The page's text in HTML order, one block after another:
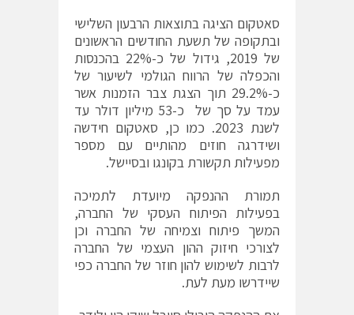
סאטקום הציגה בתוצאות הרבעון השלישי
ובתקופה של תשעת החודשים הראשונים
של 2019, גידול של כ-22% בהכנסות
והכפלה של הרווח הגולמי לשיעור של
כ-29.2% תוך הצגת צבר הזמנות אשר
עמד על סך של כ-53 מיליון דולר עד
לשנת 2023. כמו כן, סאטקום חידשה
ושידרגה חוזים מהותיים עם מספר
מפעילות תקשורת בקונגו ובסיישל.
תמורת ההנפקה מיועדת לתמיכה
בפעילות הפיתוח העסקי של החברה,
המשך פיתוח וצמיחה של החברה וכן
לצורכי חיזוק ההון העצמי של החברה
לרבות לשימוש להון חוזר של החברה כפי
שיידרשו מעת לעת.